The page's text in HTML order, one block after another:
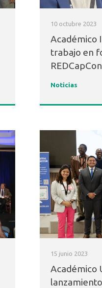
10 octubre 2023
Académico
trabajo en
Noticias
15 junio 2023
Académico